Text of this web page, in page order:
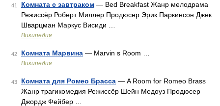
41 Комната с завтраком — Bed Breakfast Жанр мелодрама
Режиссёр Роберт Миллер Продюсер Эрик Паркинсон Джек
Шварцман Маркус Висиди …
Википедия
42 Комната Марвина — Marvin s Room …
Википедия
43 Комната для Ромео Брасса — A Room for Romeo Brass
Жанр трагикомедия Режиссёр Шейн Медоуз Продюсер
Джордж Фейбер …